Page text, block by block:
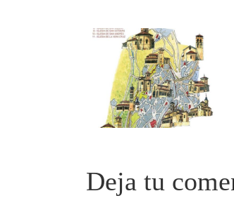
Deja tu